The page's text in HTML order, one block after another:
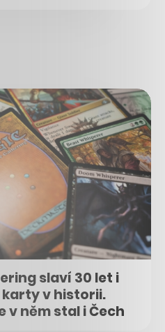
slaví 30 let i
v historii.
v něm stal i Čech